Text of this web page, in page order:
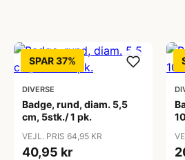
SPAR 37%
DIVERSE
Badge, rund, diam. 5,5
cm, 5stk./ 1 pk.
VEJL. PRIS 64,95 KR
40,95 kr